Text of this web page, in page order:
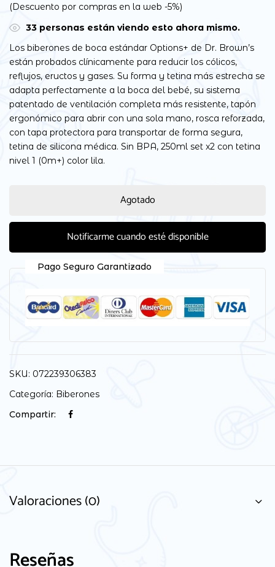
(Descuento por compras en la web -5%)
38 personas están viendo esto ahora mismo.
Los biberones de boca estándar Options+ de Dr. Brown’s
están probados clínicamente para reducir los cólicos,
reflujos, eructos y gases. Su forma y tetina más estrecha se
adapta perfectamente a la boca del bebé, su sistema
patentado de ventilación completa más resistente, tapón
ergonómico para abrir con una sola mano, rosca reforzada,
con tapa protectora para transportar de forma segura,
tetina de silicona médica. Sin BPA, 250ml set x2 con tetina
nivel 1 (0m+) color lila.
Agotado
Notificarme cuando esté disponible
Pago Seguro Garantizado
SKU: 072239306383
Categoría: Biberones
Compartir:
Valoraciones (0)
Reseñas